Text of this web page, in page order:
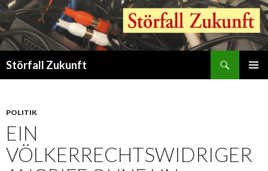
Störfall Zukunft
POLITIK
EIN
VÖLKERRECHTSWIDRIGER